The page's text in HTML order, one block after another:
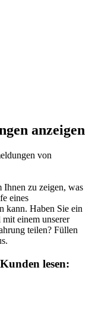
anzeigen
von
zu zeigen, was
eines
kann. Haben Sie ein
einem unserer
teilen? Füllen
lesen: